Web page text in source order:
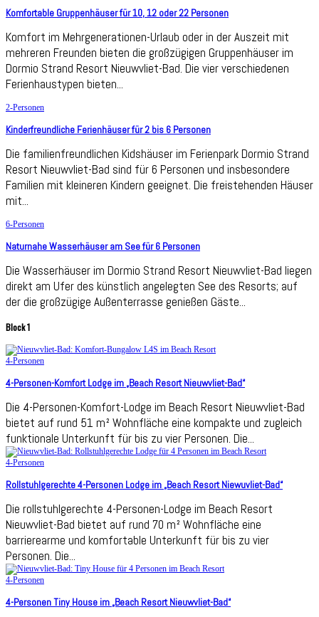
Komfortable Gruppenhäuser für 10, 12 oder 22 Personen
Komfort im Mehrgenerationen-Urlaub oder in der Auszeit mit
mehreren Freunden bieten die großzügigen Gruppenhäuser im
Dormio Strand Resort Nieuwvliet-Bad. Die vier verschiedenen
Ferienhaustypen bieten...
2-Personen
Kinderfreundliche Ferienhäuser für 2 bis 6 Personen
Die familienfreundlichen Kidshäuser im Ferienpark Dormio Strand
Resort Nieuwvliet-Bad sind für 6 Personen und insbesondere
Familien mit kleineren Kindern geeignet. Die freistehenden Häuser
mit...
6-Personen
Naturnahe Wasserhäuser am See für 6 Personen
Die Wasserhäuser im Dormio Strand Resort Nieuwvliet-Bad liegen
direkt am Ufer des künstlich angelegten See des Resorts; auf
der die großzügige Außenterrasse genießen Gäste...
Block 1
4-Personen
4-Personen-Komfort Lodge im „Beach Resort Nieuwvliet-Bad“
Die 4-Personen-Komfort-Lodge im Beach Resort Nieuwvliet-Bad
bietet auf rund 51 m² Wohnfläche eine kompakte und zugleich
funktionale Unterkunft für bis zu vier Personen. Die...
4-Personen
Rollstuhlgerechte 4-Personen Lodge im „Beach Resort Niewuvliet-Bad“
Die rollstuhlgerechte 4-Personen-Lodge im Beach Resort
Nieuwvliet-Bad bietet auf rund 70 m² Wohnfläche eine
barrierearme und komfortable Unterkunft für bis zu vier
Personen. Die...
4-Personen
4-Personen Tiny House im „Beach Resort Nieuwvliet-Bad“